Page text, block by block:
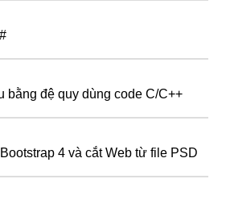
bằng đệ quy dùng code C/C++
4 và cắt Web từ file PSD